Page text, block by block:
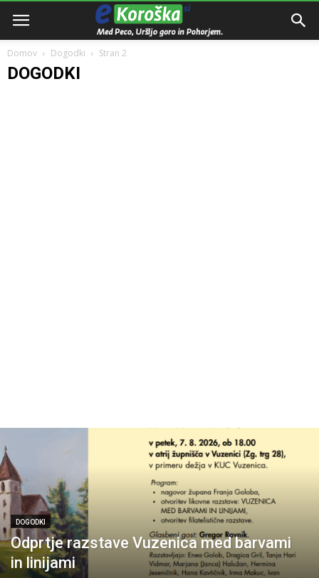
Domov Dogodki Stran 2
DOGODKI
DOGODKI
Odprtje razstave Vuzenica med barvami
in linijami